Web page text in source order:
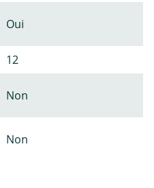
Oui
12
Non
Non